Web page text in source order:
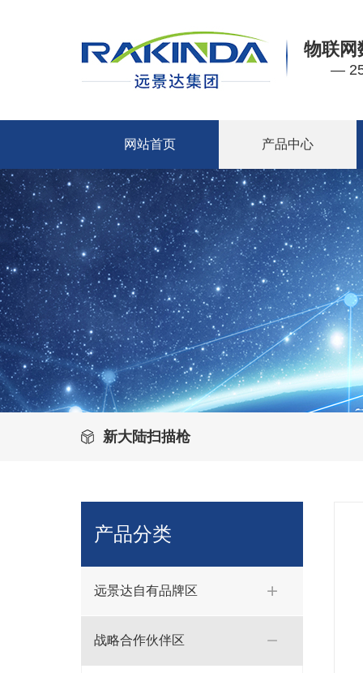
物联网
—
网站首页 产品中心
新大陆扫描枪
产品分类
远景达自有品牌区
战略合作伙伴区